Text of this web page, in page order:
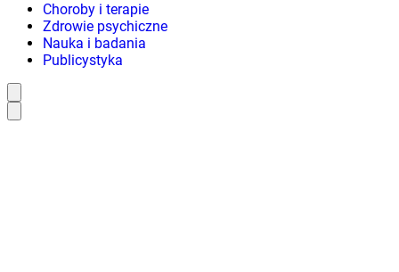
Choroby i terapie
Zdrowie psychiczne
Nauka i badania
Publicystyka